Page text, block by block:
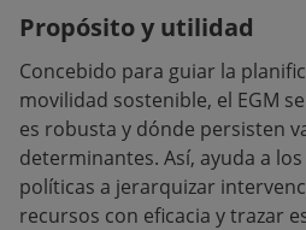
Propósito y utilidad
Concebido para guiar la
movilidad sostenible, el EGM
es robusta y dónde persisten
determinantes. Así, ayuda a
políticas a jerarquizar
recursos con eficacia y trazar